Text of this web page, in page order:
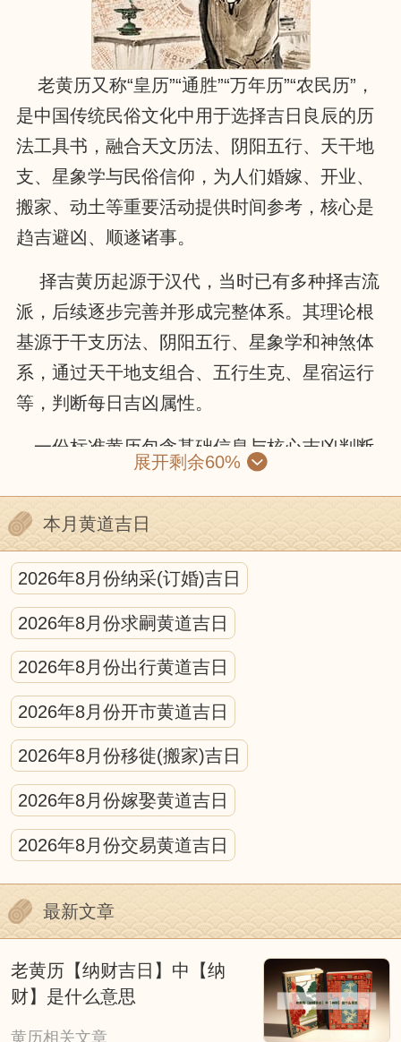
老黄历又称“皇历”“通胜”“万年历”“农民历”，
是中国传统民俗文化中用于选择吉日良辰的历
法工具书，融合天文历法、阴阳五行、天干地
支、星象学与民俗信仰，为人们婚嫁、开业、
搬家、动土等重要活动提供时间参考，核心是
趋吉避凶、顺遂诸事。
择吉黄历起源于汉代，当时已有多种择吉流
派，后续逐步完善并形成完整体系。其理论根
基源于干支历法、阴阳五行、星象学和神煞体
系，通过天干地支组合、五行生克、星宿运行
等，判断每日吉凶属性。
一份标准黄历包含基础信息与核心吉凶判断
两部分。基础信息有公历与农历对照、干支纪
年、节气节日和生肖属相；核心部分则包括黄
道黑道、十二建星、二十八星宿和冲煞信息。
黄道吉日由黄道六神值日，诸事顺遂；黑道凶
日则需谨慎。十二建星循环值日，各有适配场
景，是宜忌判断的核心。冲煞信息需避开与核
心参与人生肖、活动方位的冲突。
使用黄历需遵循“事为先、俗为纲、合己
身”原则：先明确活动性质，筛选宜办事项的日
期，避开冲煞与强凶标注，再结合现实时间、
天气等因素调整。
黄历的宜忌的标注需结合具体场景解读，不
庭院改造等重大工程，日常家居小修缮无需严
格遵循；“忌婚嫁”则主要避开与新人相冲、神
煞不利的日子，若遇特殊情况，可结合民俗祈
福仪式灵活调整。
我们应理性看待择吉黄历，它是传统文化的
展开剩余60%
本月黄道吉日
2026年8月份纳采(订婚)吉日
2026年8月份求嗣黄道吉日
2026年8月份出行黄道吉日
2026年8月份开市黄道吉日
2026年8月份移徙(搬家)吉日
2026年8月份嫁娶黄道吉日
2026年8月份交易黄道吉日
最新文章
老黄历【纳财吉日】中【纳
财】是什么意思
黄历相关文章